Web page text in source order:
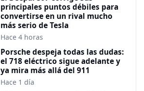
principales puntos débiles para
convertirse en un rival mucho
más serio de Tesla
Hace 4 horas
Porsche despeja todas las dudas:
el 718 eléctrico sigue adelante y
ya mira más allá del 911
Hace 1 día